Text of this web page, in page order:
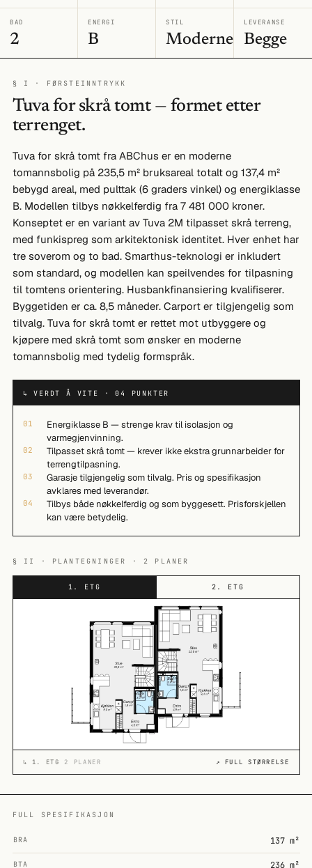
BAD
2
ENERGI
B
STIL
Moderne
LEVERANSE
Begge
§ I · FØRSTEINNTRYKK
Tuva for skrå tomt — formet etter
terrenget.
Tuva for skrå tomt fra ABChus er en moderne
tomannsbolig på 235,5 m² bruksareal totalt og 137,4 m²
bebygd areal, med pulttak (6 graders vinkel) og energiklasse
B. Modellen tilbys nøkkelferdig fra 7 481 000 kroner.
Konseptet er en variant av Tuva 2M tilpasset skrå terreng,
med funkispreg som arkitektonisk identitet. Hver enhet har
tre soverom og to bad. Smarthus-teknologi er inkludert
som standard, og modellen kan speilvendes for tilpasning
til tomtens orientering. Husbankfinansiering kvalifiserer.
Byggetiden er ca. 8,5 måneder. Carport er tilgjengelig som
tilvalg. Tuva for skrå tomt er rettet mot utbyggere og
kjøpere med skrå tomt som ønsker en moderne
tomannsbolig med tydelig formspråk.
↳ VERDT Å VITE · 04 PUNKTER
01
Energiklasse B — strenge krav til isolasjon og
varmegjenvinning.
02
Tilpasset skrå tomt — krever ikke ekstra grunnarbeider for
terrengtilpasning.
03
Garasje tilgjengelig som tilvalg. Pris og spesifikasjon
avklares med leverandør.
04
Tilbys både nøkkelferdig og som byggesett. Prisforskjellen
kan være betydelig.
§ II · PLANTEGNINGER · 2 PLANER
1. ETG 2. ETG
↳ 1. ETG 2 PLANER ↗ FULL STØRRELSE
FULL SPESIFIKASJON
BRA 137 m²
BTA 236 m²